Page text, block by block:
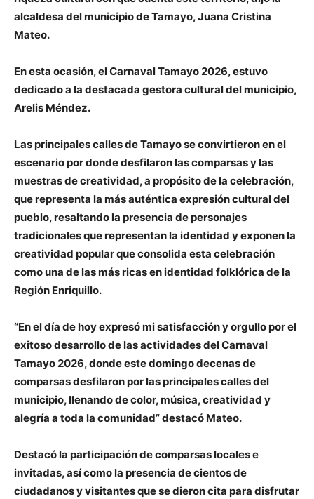
alcaldesa del municipio de Tamayo, Juana Cristina
Mateo.
En esta ocasión, el Carnaval Tamayo 2026, estuvo
dedicado a la destacada gestora cultural del municipio,
Arelis Méndez.
Las principales calles de Tamayo se convirtieron en el
escenario por donde desfilaron las comparsas y las
muestras de creatividad, a propósito de la celebración,
que representa la más auténtica expresión cultural del
pueblo, resaltando la presencia de personajes
tradicionales que representan la identidad y exponen la
creatividad popular que consolida esta celebración
como una de las más ricas en identidad folklórica de la
Región Enriquillo.
“En el día de hoy expresó mi satisfacción y orgullo por el
exitoso desarrollo de las actividades del Carnaval
Tamayo 2026, donde este domingo decenas de
comparsas desfilaron por las principales calles del
municipio, llenando de color, música, creatividad y
alegría a toda la comunidad” destacó Mateo.
Destacó la participación de comparsas locales e
invitadas, así como la presencia de cientos de
ciudadanos y visitantes que se dieron cita para disfrutar